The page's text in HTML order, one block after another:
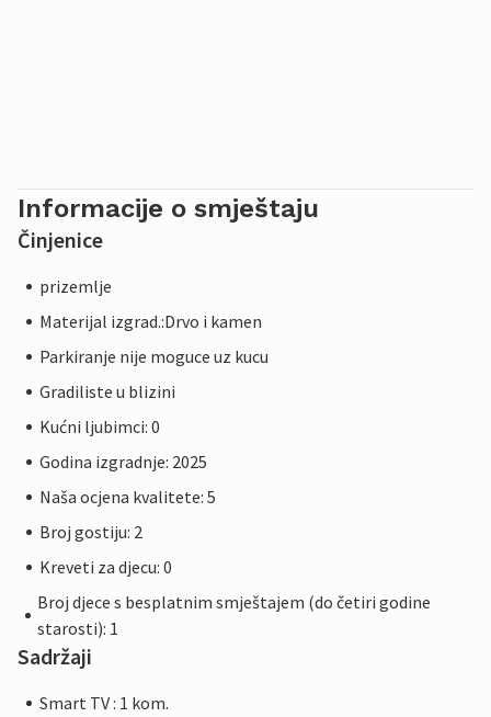
Informacije o smještaju
Činjenice
prizemlje
Materijal izgrad.:Drvo i kamen
Parkiranje nije moguce uz kucu
Gradiliste u blizini
Kućni ljubimci: 0
Godina izgradnje: 2025
Naša ocjena kvalitete: 5
Broj gostiju: 2
Kreveti za djecu: 0
Broj djece s besplatnim smještajem (do četiri godine
starosti): 1
Sadržaji
Smart TV : 1 kom.